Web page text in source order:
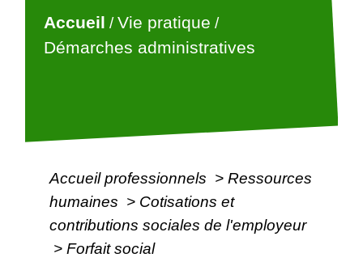
Accueil /Vie pratique /
Démarches administratives
Accueil professionnels > Ressources
humaines > Cotisations et
contributions sociales de l'employeur
> Forfait social